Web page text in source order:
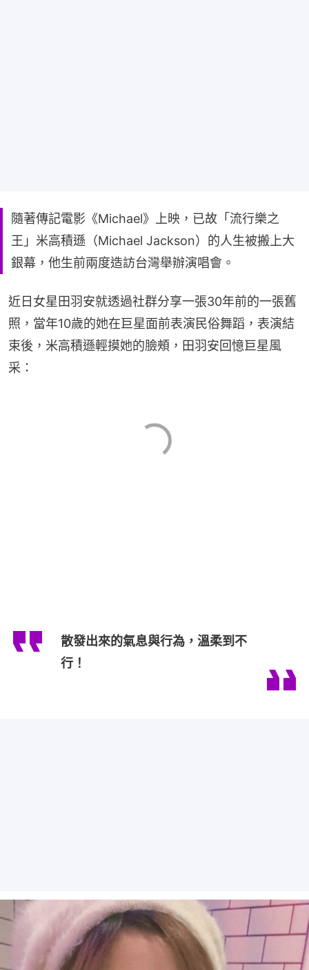
隨著傳記電影《Michael》上映，已故「流行樂之
王」米高積遜（Michael Jackson）的人生被搬上大
銀幕，他生前兩度造訪台灣舉辦演唱會。
近日女星田羽安就透過社群分享一張30年前的一張舊
照，當年10歲的她在巨星面前表演民俗舞蹈，表演結
束後，米高積遜輕摸她的臉頰，田羽安回憶巨星風
采：
散發出來的氣息與行為，溫柔到不
行！